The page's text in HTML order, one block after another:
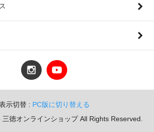
示切替 : PC版に切り替える
徳オンラインショップ All Rights Reserved.